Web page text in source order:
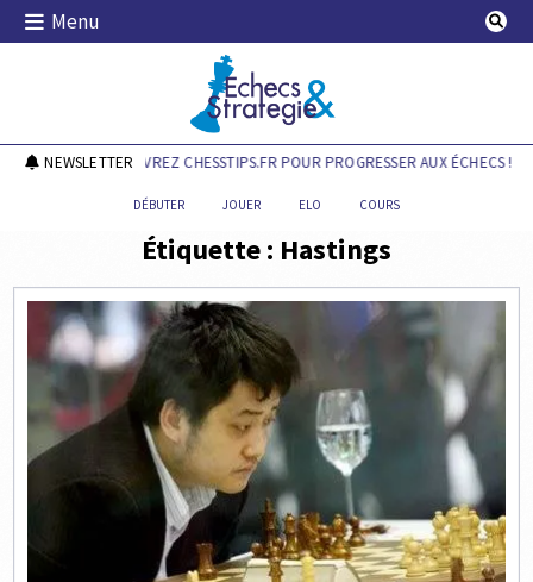
Skip
Menu
Echecs & Stratégie
NEWSLETTER
DÉCOUVREZ CHESSTIPS.FR POUR PROGRESSER AUX ÉCHECS !
DÉBUTER JOUER ELO COURS
Étiquette : Hastings